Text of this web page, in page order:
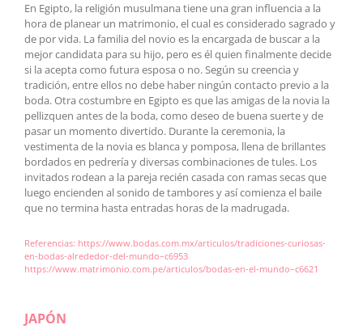
En Egipto, la religión musulmana tiene una gran influencia a la
hora de planear un matrimonio, el cual es considerado sagrado y
de por vida. La familia del novio es la encargada de buscar a la
mejor candidata para su hijo, pero es él quien finalmente decide
si la acepta como futura esposa o no. Según su creencia y
tradición, entre ellos no debe haber ningún contacto previo a la
boda. Otra costumbre en Egipto es que las amigas de la novia la
pellizquen antes de la boda, como deseo de buena suerte y de
pasar un momento divertido. Durante la ceremonia, la
vestimenta de la novia es blanca y pomposa, llena de brillantes
bordados en pedrería y diversas combinaciones de tules. Los
invitados rodean a la pareja recién casada con ramas secas que
luego encienden al sonido de tambores y así comienza el baile
que no termina hasta entradas horas de la madrugada.
Referencias: https://www.bodas.com.mx/articulos/tradiciones-curiosas-
en-bodas-alrededor-del-mundo–c6953
https://www.matrimonio.com.pe/articulos/bodas-en-el-mundo–c6621
JAPÓN